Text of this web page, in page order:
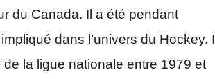
du Canada. Il a été pendant
dans l’univers du Hockey. Il
la ligue nationale entre 1979 et